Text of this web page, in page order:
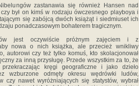
zastanawia się również Hansen nad
był on kimś w rodzaju ówczesnego playboya i
się zabójcą dwóch książąt i siedmiuset ich
ponadczasowym bohaterem tragicznym.
jest oczywiście próżnym zajęciem i z
nowa o nich książka, ale przecież wnikliwy
autorowi czy też tylko komuś, kto skolacjonował
za inną przysługę. Przede wszystkim za to, że
kręgi geograficzne i jako dzieło
wzburzone odmęty okresu wędrówki ludów,
czy nawet wyróżniających się statystów, wybrał